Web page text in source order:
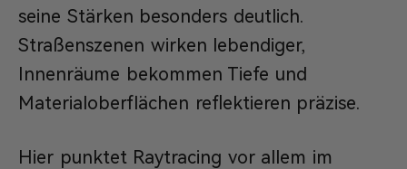
seine Stärken besonders deutlich.
Straßenszenen wirken lebendiger,
Innenräume bekommen Tiefe und
Materialoberflächen reflektieren präzise.
Hier punktet Raytracing vor allem im